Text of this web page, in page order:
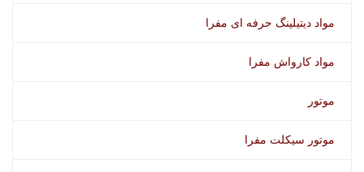
مواد دیتیلینگ حرفه ای مفرا
مواد کارواش مفرا
موتور
موتور سیکلت مفرا